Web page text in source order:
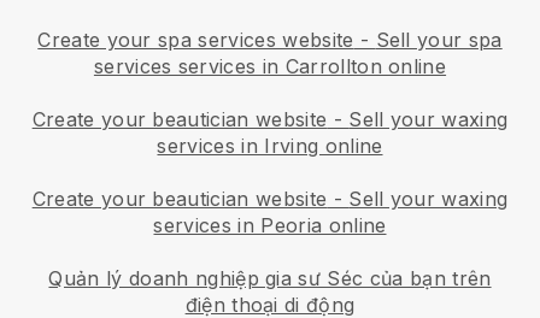
Create your spa services website - Sell your spa
services services in Carrollton online
Create your beautician website - Sell your waxing
services in Irving online
Create your beautician website - Sell your waxing
services in Peoria online
Quản lý doanh nghiệp gia sư Séc của bạn trên
điện thoại di động